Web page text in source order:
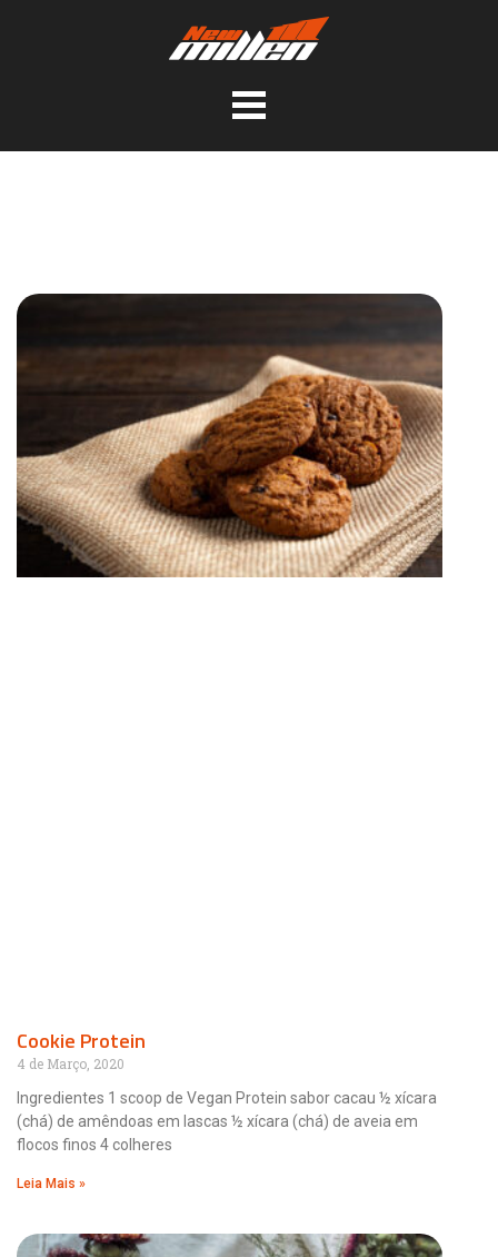
Cookie Protein
4 de Março, 2020
Ingredientes 1 scoop de Vegan Protein sabor cacau ½ xícara
(chá) de amêndoas em lascas ½ xícara (chá) de aveia em
flocos finos 4 colheres
Leia Mais »